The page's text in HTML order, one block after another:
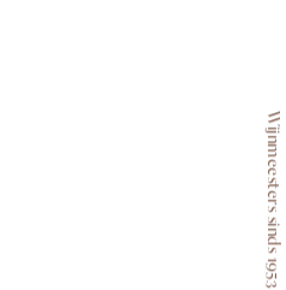
Wijnmeesters sinds 1953